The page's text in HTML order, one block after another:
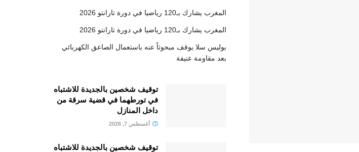
المغرب يشارك بـ120 رياضيا في دورة تارانتو 2026
المغرب يشارك بـ120 رياضيا في دورة تارانتو 2026
بوليس سلا يوقف مبحوثاً عنه باستعمال الصاعق الكهربائي
بعد مقاومة عنيفة
توقيف شخصين بالجديدة للاشتباه
في تورطهما في قضية سرقة من
داخل المنازل
أغسطس 7, 2026
توقيف شخصين بالجديدة للاشتباه